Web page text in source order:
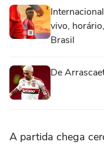
vivo,
Brasil
De
A partida chega